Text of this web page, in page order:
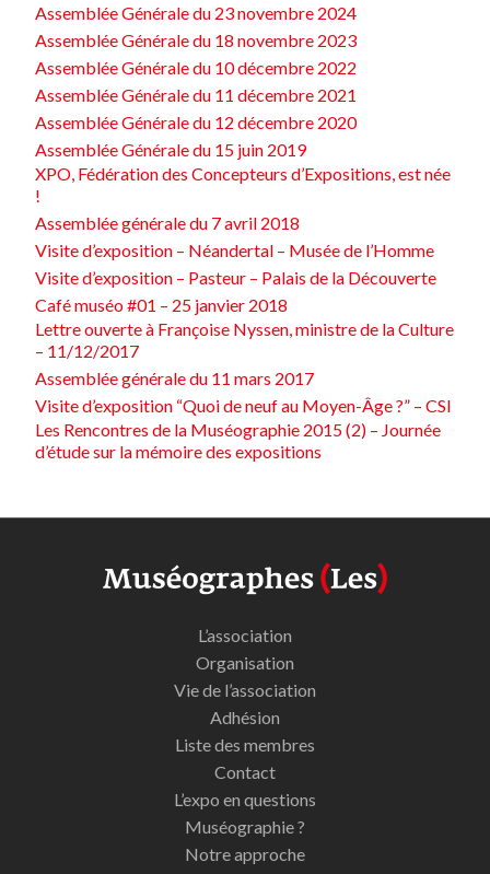
Assemblée Générale du 23 novembre 2024
Assemblée Générale du 18 novembre 2023
Assemblée Générale du 10 décembre 2022
Assemblée Générale du 11 décembre 2021
Assemblée Générale du 12 décembre 2020
Assemblée Générale du 15 juin 2019
XPO, Fédération des Concepteurs d’Expositions, est née
!
Assemblée générale du 7 avril 2018
Visite d’exposition – Néandertal – Musée de l’Homme
Visite d’exposition – Pasteur – Palais de la Découverte
Café muséo #01 – 25 janvier 2018
Lettre ouverte à Françoise Nyssen, ministre de la Culture
– 11/12/2017
Assemblée générale du 11 mars 2017
Visite d’exposition “Quoi de neuf au Moyen-Âge ?” – CSI
Les Rencontres de la Muséographie 2015 (2) – Journée
d’étude sur la mémoire des expositions
L’association
Organisation
Vie de l’association
Adhésion
Liste des membres
Contact
L’expo en questions
Muséographie ?
Notre approche